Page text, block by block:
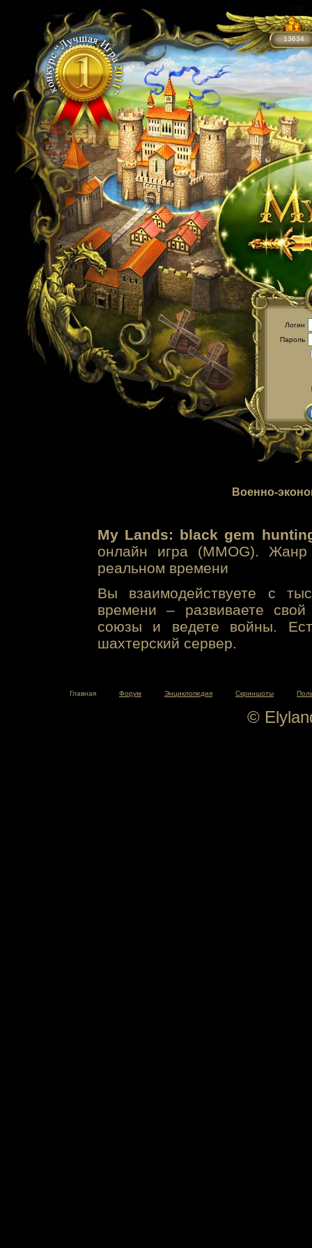
13634
Логин
Пароль
Военно-
My Lands: black gem
онлайн игра (MMOG). Жанр
реальном времени
Вы взаимодействуете с
времени – развиваете свой
союзы и ведете войны.
шахтерский сервер.
Главная Форум Энциклопедия Скриншоты
©